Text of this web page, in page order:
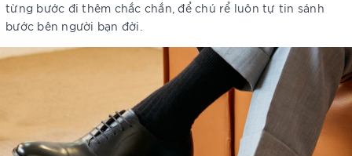
từng bước đi thêm chắc chắn, để chú rể luôn tự tin sánh
bước bên người bạn đời.